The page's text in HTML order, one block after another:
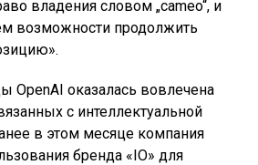
владения словом „cameo“, и
возможности продолжить
OpenAI оказалась вовлечена
с интеллектуальной
в этом месяце компания
бренда «IO» для